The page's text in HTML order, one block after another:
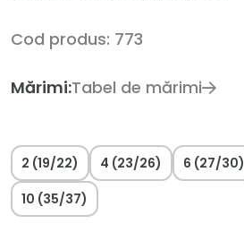
Cod produs: 773
Mărimi:Tabel de mărimi
2 (19/22) 4 (23/26) 6 (27/30)
10 (35/37)